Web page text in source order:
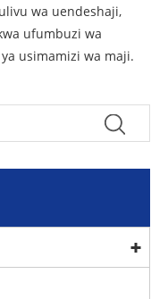
wa uendeshaji,
ufumbuzi wa
usimamizi wa maji.